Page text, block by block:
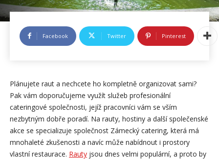
Facebook Twitter Pinterest
Plánujete raut a nechcete ho kompletně organizovat sami?
Pak vám doporučujeme využít služeb profesionální
cateringové společnosti, jejíž pracovníci vám se vším
nezbytným dobře poradí. Na rauty, hostiny a další společenské
akce se specializuje společnost Zámecký catering, která má
mnohaleté zkušenosti a navíc může nabídnout i prostory
vlastní restaurace. Rauty jsou dnes velmi populární, a proto by